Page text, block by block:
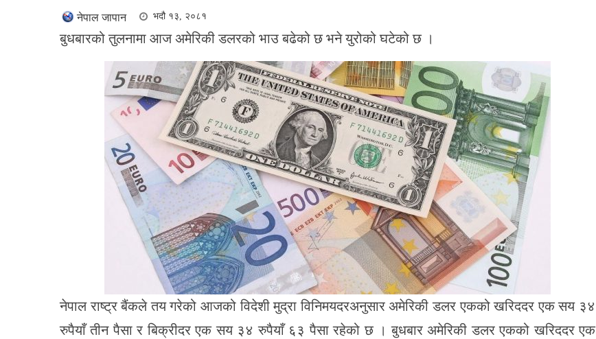
नेपाल जापान भदौ १३, २०८१
बुधबारको तुलनामा आज अमेरिकी डलरको भाउ बढेको छ भने युरोको घटेको छ ।
नेपाल राष्ट्र बैंकले तय गरेको आजको विदेशी मुद्रा विनिमयदरअनुसार अमेरिकी डलर एकको खरिददर एक सय ३४
रुपैयाँ तीन पैसा र बिक्रीदर एक सय ३४ रुपैयाँ ६३ पैसा रहेको छ । बुधबार अमेरिकी डलर एकको खरिददर एक